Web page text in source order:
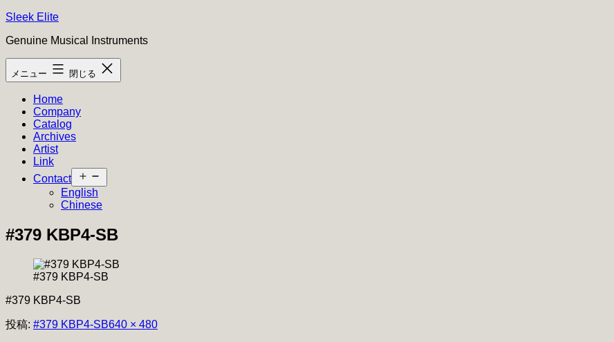
コ
テ
ン
ツ
Sleek Elite
Genuine Musical Instruments
メニュー 閉じる
Home
Company
Catalog
Archives
Artist
Link
Contact
ニ
ー
開
English
Chinese
#379 KBP4-SB
#379 KBP4-SB
#379 KBP4-SB
投稿: #379 KBP4-SBフ
640 × 480